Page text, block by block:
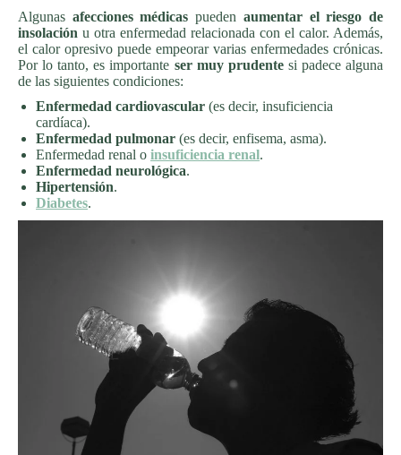
Algunas afecciones médicas pueden aumentar el riesgo de
insolación u otra enfermedad relacionada con el calor. Además,
el calor opresivo puede empeorar varias enfermedades crónicas.
Por lo tanto, es importante ser muy prudentesi padece alguna
de las siguientes condiciones:
Enfermedad cardiovascular (es decir, insuficiencia
cardíaca).
Enfermedad pulmonar (es decir, enfisema, asma).
Enfermedad renal o insuficiencia renal.
Enfermedad neurológica.
Hipertensión.
Diabetes.